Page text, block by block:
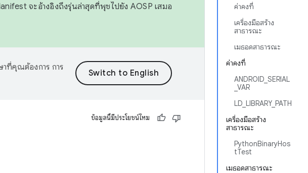
ค่าคงที่
เครื่องมือสร้าง
สาธารณะ
เมธอดสาธารณะ
ค่าคงที่
ANDROID_SERIAL
_VAR
LD_LIBRARY_PATH
เครื่องมือสร้าง
สาธารณะ
PythonBinaryHos
tTest
เมธอดสาธารณะ
จะอ้างอิงถึงรุ่นล่าสุดที่พุชไปยัง AOSP เสมอ
ที่คุณต้องการ การ
ข้อมูลนี้มีประโยชน์ไหม